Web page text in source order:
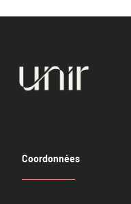
Coordonnées